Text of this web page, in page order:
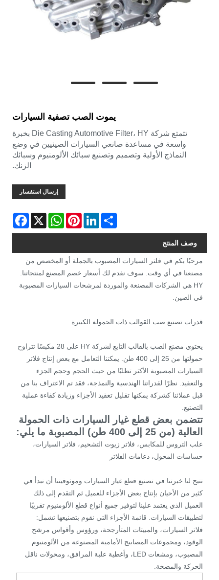
يموت الصب تصفية السيارات
تتمتع شركة Die Casting Automotive Filter، HY بخبرة
واسعة في مساعدة صانعي السيارات الصينيين في وضع
النماذج الأولية وتصميم وتصنيع سبائك الألومنيوم وسبائك
الزنك.
إرسال استفسار
X
WhatsAppPinterestLinkedInShare
وصف المنتج
مرحبًا بكم في فلتر السيارات المصبوب بالجملة أو المخصص من
مصنعنا في أي وقت. سوف نقدم لك أسعار خصم المصنع لمنتجاتنا.
HY هي الشركات المصنعة والموردة لمرشحات السيارات المصبوبة
في الصين.
قدرات تصنيع صب القوالب ذات الحمولة الكبيرة
يحتوي مصنع الصب بالقالب التابع لشركة HY على 28 مكبسًا تتراوح
حمولتها من 25 إلى 400 طن. يمكننا التعامل مع بعض إنتاج فلاتر
السيارات المصبوبة الأكثر تطلبًا من حيث الحجم وحجم الجزء
والتعقيد. نظرًا لقدراتنا الهندسية والنمذجة، فقد تم الاعتراف بنا من
قبل عملائنا كشركة يمكنها تقليل تعقيد الأجزاء وزيادة كفاءة عملية
التصنيع.
تتضمن بعض قطع غيار السيارات ذات الحمولة
العالية (من 25 إلى 400 طن) المصبوبة ما يلي:
علب التروس للمكابس، فلاتر زيوت التشحيم، فلاتر السيارات،
حساسات المحول، دعامات الفلاتر
تتيح لنا خبرتنا في تصنيع قطع غيار السيارات وموثوقيتنا أن نبدأ في
كثير من الأحيان بإنتاج بعض الأجزاء للعميل ثم التقدم إلى ذلك
العميل الذي يعتمد علينا لتوفير جميع أنواع قطع الألومنيوم تقريبًا
لتطبيقات السيارات. قائمة الأجزاء التي نقوم بتصنيعها تشمل:
فلاتر السيارات، والمبيتات المتأرجحة، ورؤوس وأقواس مرشح
الوقود، ومجموعات المصابيح الأمامية المصنوعة من الألومنيوم
المصبوب، ومشعات LED، وأغطية علبة المرافق، ومحولات ناقل
الحركة والمضخة.